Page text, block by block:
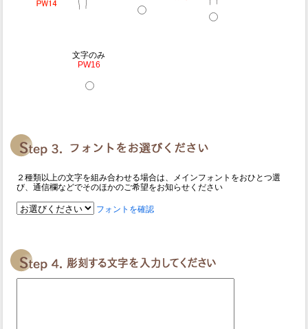
文字のみ
PW16
２種類以上の文字を組み合わせる場合は、メインフォントをおひとつ選
び、通信欄などでそのほかのご希望をお知らせください
フォントを確認